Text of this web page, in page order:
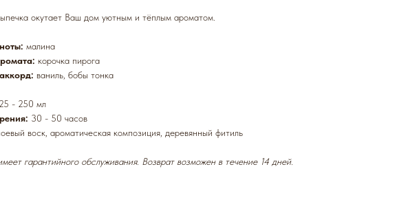
окутает Ваш дом уютным и тёплым ароматом.
малина
корочка пирога
ваниль, бобы тонка
- 250 мл
30 - 50 часов
воск, ароматическая композиция, деревянный фитиль
гарантийного обслуживания. Возврат возможен в течение 14 дней.